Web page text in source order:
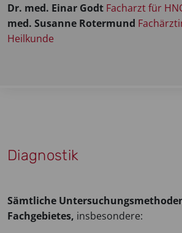
Dr. med. Einar Godt Facharzt für
med. Susanne Rotermund
Heilkunde
Diagnostik
Sämtliche
Fachgebietes, insbesondere: